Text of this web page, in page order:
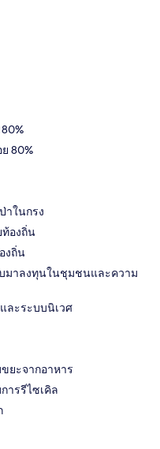
80%
าในกรง
องถิ่น
งถิ่น
บมาลงทุนในชุมชนและความ
ละระบบนิเวศ
ยะจากอาหาร
ารรีไซเคิล